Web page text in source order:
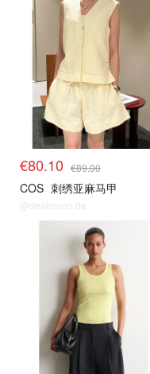
€80.10 €89.00
COS 刺绣亚麻马甲
@dealmoon.de